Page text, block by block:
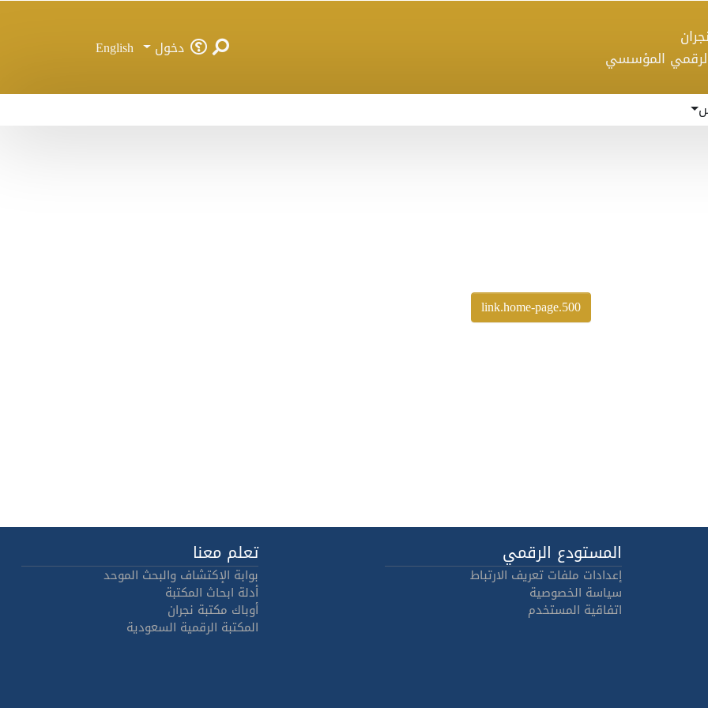
المؤسسي
دخول English
500.link.home-page
المستودع الرقمي
إعدادات ملفات تعريف الارتباط
سياسة الخصوصية
اتفاقية المستخدم
تعلم معنا
بوابة الإكتشاف والبحث الموحد
أدلة ابحاث المكتبة
أوباك مكتبة نجران
المكتبة الرقمية السعودية